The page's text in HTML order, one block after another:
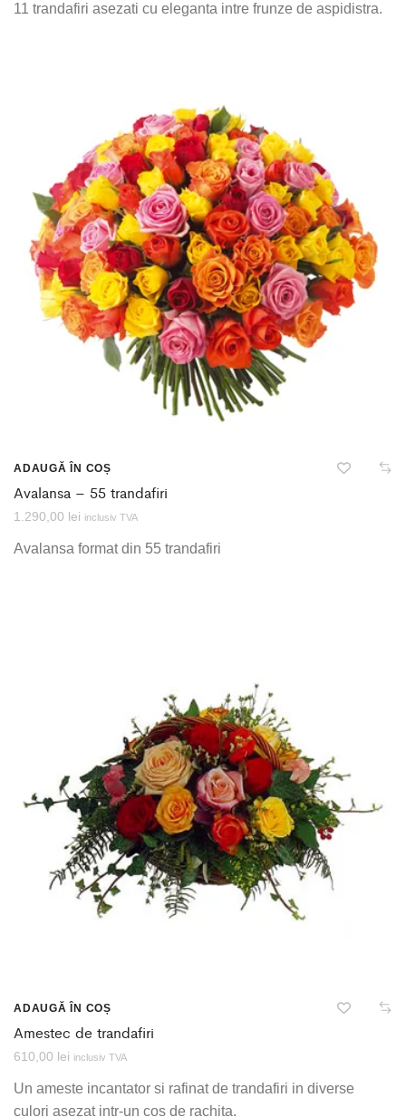
11 trandafiri asezati cu eleganta intre frunze de aspidistra.
ADAUGĂ ÎN COȘ
Avalansa – 55 trandafiri
1.290,00 lei inclusiv TVA
Avalansa format din 55 trandafiri
ADAUGĂ ÎN COȘ
Amestec de trandafiri
610,00 lei inclusiv TVA
Un ameste incantator si rafinat de trandafiri in diverse
culori asezat intr-un cos de rachita.